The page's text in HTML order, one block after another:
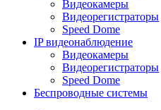
Видеокамеры
Видеорегистраторы
Speed Dome
IP видеонаблюдение
Видеокамеры
Видеорегистраторы
Speed Dome
Беспроводные системы